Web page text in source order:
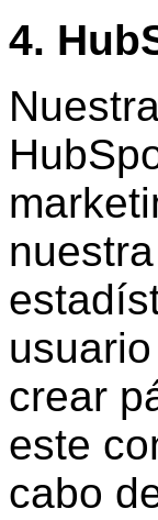
4.
crear
este
cabo